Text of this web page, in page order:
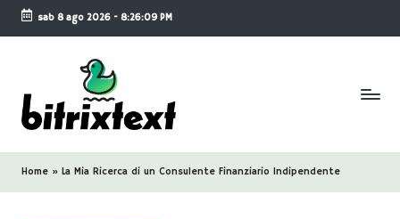
Skip
sab 8 ago 2026- 8:26:09 PM
B
i
Home » La Mia Ricerca di un Consulente Finanziario Indipendente